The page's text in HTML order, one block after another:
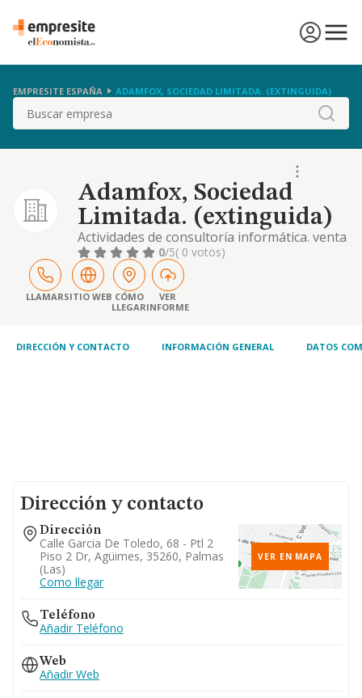
EMPRESITE ESPAÑA ADAMFOX, SOCIEDAD LIMITADA. (EXTINGUIDA)
Buscar
Adamfox, Sociedad
Limitada. (extinguida)
Actividades de consultoría informática. venta
al por mayor y menor de ordenadores,
periféricos y programas. la promoción,
construcción, compra, venta, arrendamiento
o explotación por cualquier otro título de
parcelaciones, urbanizaciones, edificios
0/5( 0 votos)
LLAMARSITIO WEB CÓMO
LLEGAR
VER
INFORME
DIRECCIÓN Y CONTACTO INFORMACIÓN GENERAL DATOS
Dirección y contacto
Dirección
Calle Garcia De Toledo, 68 - Ptl 2
Piso 2 Dr, Agüimes, 35260, Palmas
(las)
Como llegar
VER EN MAPA
Teléfono
Añadir Teléfono
Web
Añadir Web